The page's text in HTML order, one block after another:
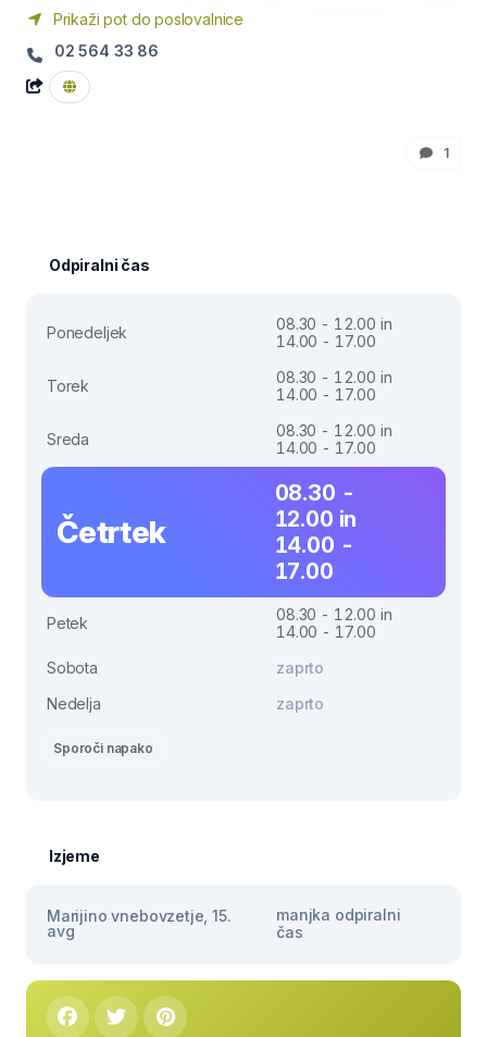
Prikaži pot do poslovalnice
02 564 33 86
1
Odpiralni čas
Ponedeljek
08.30 - 12.00 in
14.00 - 17.00
Torek
08.30 - 12.00 in
14.00 - 17.00
Sreda
08.30 - 12.00 in
14.00 - 17.00
Četrtek
08.30 -
12.00 in
14.00 -
17.00
Petek
08.30 - 12.00 in
14.00 - 17.00
Sobota
zaprto
Nedelja
zaprto
Sporoči napako
Izjeme
Marijino vnebovzetje, 15.
avg
manjka odpiralni
čas